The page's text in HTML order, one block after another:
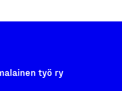
työ ry